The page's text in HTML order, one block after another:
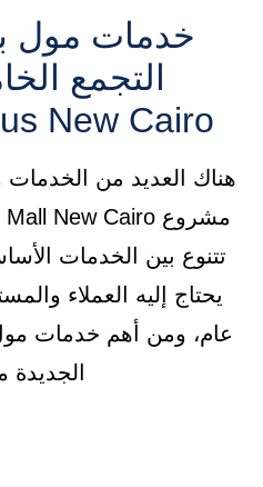
خدمات مول
New Cairo
هناك العديد من الخدمات
تتنوع بين الخدمات
يحتاج إليه العملاء
عام، ومن أهم خدمات
الجديدة